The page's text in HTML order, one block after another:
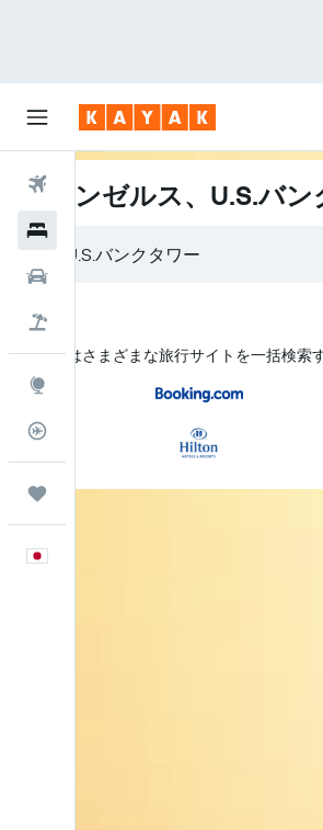
航空券
フライトトラッカー
Trips
ロサンゼルス、U.S.バ
KAYAK はさまざまな旅行サイトを一括検